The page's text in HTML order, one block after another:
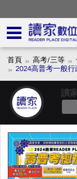
首頁 高考/三等
2024高普考一般行
讀